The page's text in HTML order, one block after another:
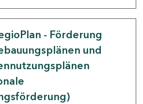
- Förderung
und